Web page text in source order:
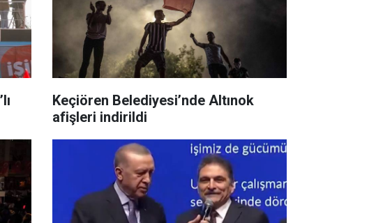
Keçiören Belediyesi’nde Altınok
afişleri indirildi